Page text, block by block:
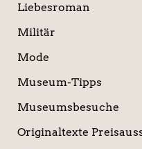
Liebesroman
Militär
Mode
Museum-Tipps
Museumsbesuche
Originaltexte